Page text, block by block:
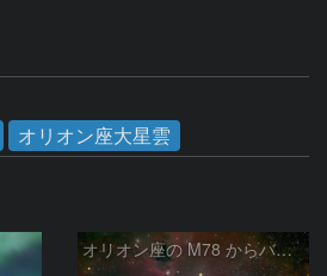
オリオン座大星雲
オリオン座の M78 からバーナードループをまたいで LDN1622あたり